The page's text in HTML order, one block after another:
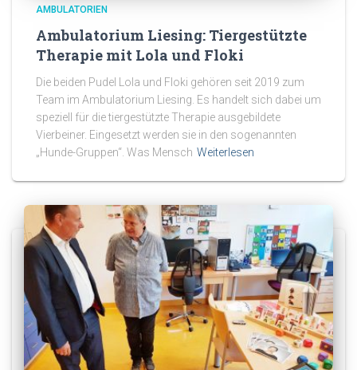
AMBULATORIEN
Ambulatorium Liesing: Tiergestützte
Therapie mit Lola und Floki
Die beiden Pudel Lola und Floki gehören seit 2019 zum
Team im Ambulatorium Liesing. Es handelt sich dabei um
speziell für die tiergestützte Therapie ausgebildete
Vierbeiner. Eingesetzt werden sie in den sogenannten
„Hunde-Gruppen“. Was Mensch Weiterlesen